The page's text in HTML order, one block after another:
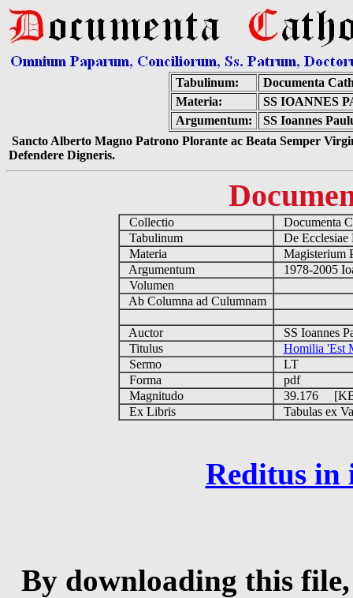
Tabulinum:
Documenta
Materia:
SS IOANNES
Argumentum:
SS Ioannes
Sancto Alberto Magno Patrono Plorante ac Beata Semper
Defendere Digneris.
Collectio
Documenta
Tabulinum
De
Materia
Magisterium
Argumentum
1978-2005
Volumen
Ab Columna ad Culumnam
Auctor
SS Ioannes
Titulus
Homilia 'Est
Sermo
LT
Forma
pdf
Magnitudo
39.176
Ex Libris
Tabulas ex
Reditus in
By downloading this